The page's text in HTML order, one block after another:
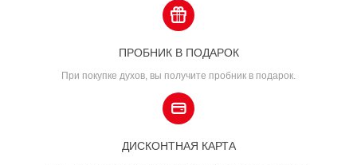
ПРОБНИК В ПОДАРОК
При покупке духов, вы получите пробник в подарок.
ДИСКОНТНАЯ КАРТА